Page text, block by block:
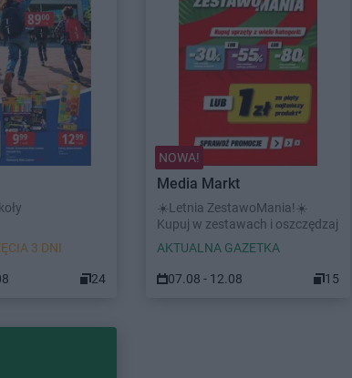
3 DNI
24
NOWA!
Media Markt
☀️Letnia ZestawoMania!☀️
Kupuj w zestawach i oszczędzaj
AKTUALNA GAZETKA
07.08 - 12.08 15